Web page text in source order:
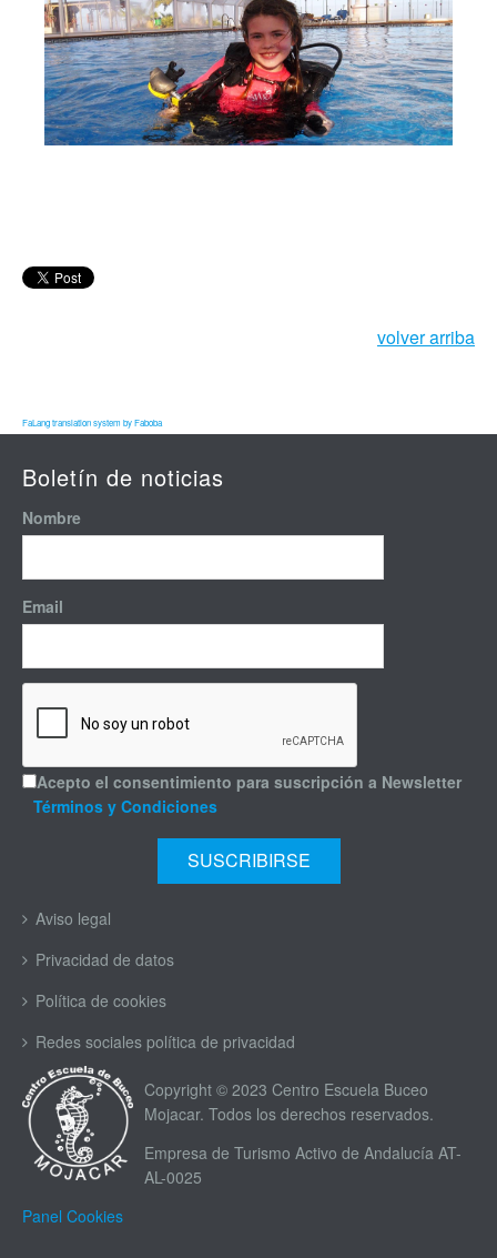
volver arriba
FaLang translation system by Faboba
Boletín de noticias
Nombre
Email
Acepto el consentimiento para suscripción a Newsletter
Términos y Condiciones
Aviso legal
Privacidad de datos
Política de cookies
Redes sociales política de privacidad
Copyright © 2023 Centro Escuela Buceo
Mojacar. Todos los derechos reservados.
Empresa de Turismo Activo de Andalucía AT-
AL-0025
Panel Cookies